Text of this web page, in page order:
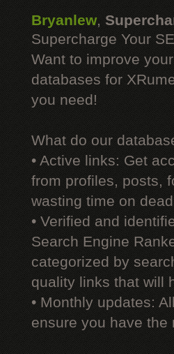
Bryanlew,
Supercharge Your
Want to improve
databases for
you need!
What do our
• Active links: Get
from profiles, posts,
wasting time on
• Verified and
Search Engine
categorized by
quality links that will
• Monthly updates:
ensure you have